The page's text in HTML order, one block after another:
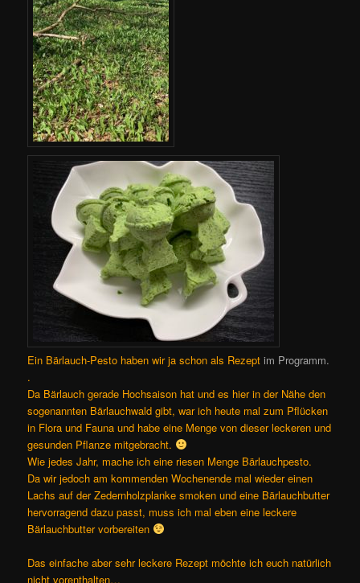
Ein Bärlauch-Pesto haben wir ja schon als Rezeptim Programm.
.
Da Bärlauch gerade Hochsaison hat und es hier in der Nähe den
sogenannten Bärlauchwald gibt, war ich heute mal zum Pflücken
in Flora und Fauna und habe eine Menge von dieser leckeren und
gesunden Pflanze mitgebracht.
Wie jedes Jahr, mache ich eine riesen Menge Bärlauchpesto.
Da wir jedoch am kommenden Wochenende mal wieder einen
Lachs auf der Zedernholzplanke smoken und eine Bärlauchbutter
hervorragend dazu passt, muss ich mal eben eine leckere
Bärlauchbutter vorbereiten
Das einfache aber sehr leckere Rezept möchte ich euch natürlich
nicht vorenthalten…